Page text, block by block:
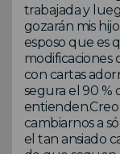
trabajada y
gozarán mis
esposo que es
modificaciones
con cartas
segura el 90 %
cambiarnos a
el tan ansiado